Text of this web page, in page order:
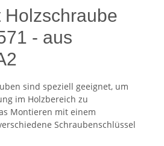
Holzschraube
- aus
sind speziell geeignet, um
im Holzbereich zu
Montieren mit einem
Schraubenschlüssel